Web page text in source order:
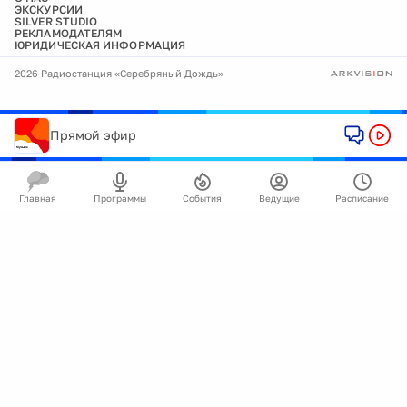
ЭКСКУРСИИ
SILVER STUDIO
РЕКЛАМОДАТЕЛЯМ
ЮРИДИЧЕСКАЯ ИНФОРМАЦИЯ
2026 Радиостанция «Серебряный Дождь»
Прямой эфир
Главная Программы События Ведущие Расписание